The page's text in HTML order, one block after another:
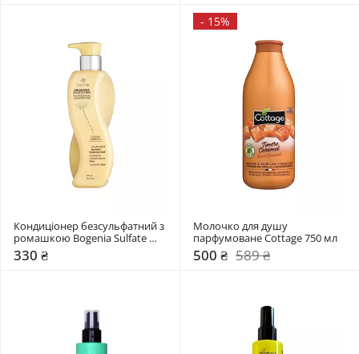
Кондиціонер безсульфатний з
ромашкою Bogenia Sulfate
Free
330 ₴
- 15%
Молочко для душу
парфумоване Cottage 750 мл
500 ₴ 589 ₴